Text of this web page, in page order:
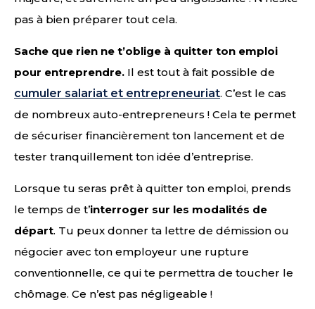
pas à bien préparer tout cela.
Sache que rien ne t’oblige à quitter ton emploi
pour entreprendre. Il est tout à fait possible de
cumuler salariat et entrepreneuriat. C’est le cas
de nombreux auto-entrepreneurs ! Cela te permet
de sécuriser financièrement ton lancement et de
tester tranquillement ton idée d’entreprise.
Lorsque tu seras prêt à quitter ton emploi, prends
le temps de t’interroger sur les modalités de
départ. Tu peux donner ta lettre de démission ou
négocier avec ton employeur une rupture
conventionnelle, ce qui te permettra de toucher le
chômage. Ce n’est pas négligeable !